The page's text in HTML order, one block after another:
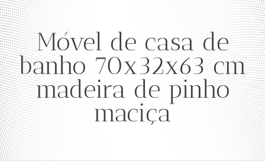
Móvel de casa de
banho 70x32x63 cm
madeira de pinho
maciça